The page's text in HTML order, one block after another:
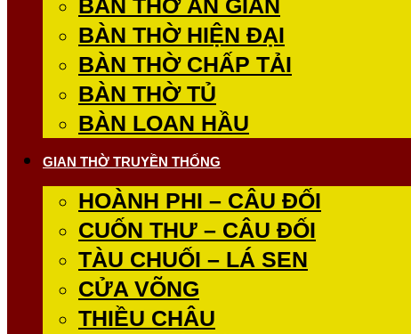
BÀN THỜ ÁN GIAN
BÀN THỜ HIỆN ĐẠI
BÀN THỜ CHẤP TẢI
BÀN THỜ TỦ
BÀN LOAN HẦU
GIAN THỜ TRUYỀN THỐNG
HOÀNH PHI – CÂU ĐỐI
CUỐN THƯ – CÂU ĐỐI
TÀU CHUỐI – LÁ SEN
CỬA VÕNG
THIỀU CHÂU